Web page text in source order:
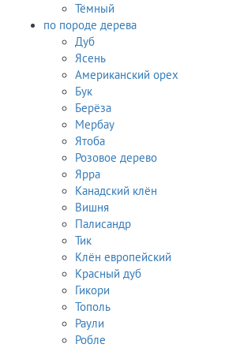
Тёмный
по породе дерева
Дуб
Ясень
Американский орех
Бук
Берёза
Мербау
Ятоба
Розовое дерево
Ярра
Канадский клён
Вишня
Палисандр
Тик
Клён европейский
Красный дуб
Гикори
Тополь
Раули
Робле